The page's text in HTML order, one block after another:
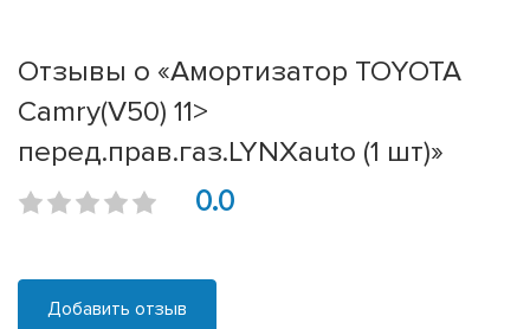
Отзывы о «Амортизатор TOYOTA
Camry(V50) 11>
перед.прав.газ.LYNXauto (1 шт)»
0.0
Добавить отзыв